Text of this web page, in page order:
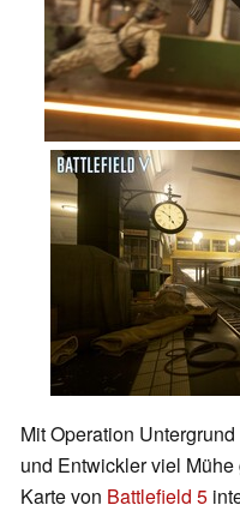
Mit Operation
und Entwickler viel
Karte von Battlefield 5